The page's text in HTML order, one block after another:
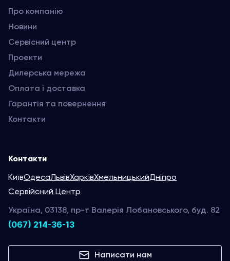
Про компанію
Новини
Сервісний центр
Проекти
Дилерська мережа
Оплата і доставка
Гарантія та повернення
Контакти
Контакти
КиївОдесаЛьвівХарківХмельницькийДніпро
Сервійсний Центр
Україна, 03138, пр-т Валерія Лобановського, буд. 82
(067) 214-36-13
Написати нам